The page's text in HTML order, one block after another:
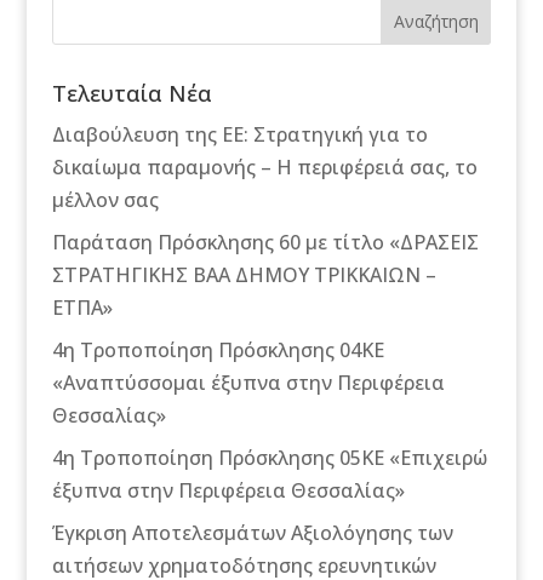
Αναζήτηση
Τελευταία Νέα
Διαβούλευση της ΕΕ: Στρατηγική για το
δικαίωμα παραμονής – Η περιφέρειά σας, το
μέλλον σας
Παράταση Πρόσκλησης 60 με τίτλο «ΔΡΑΣΕΙΣ
ΣΤΡΑΤΗΓΙΚΗΣ ΒΑΑ ΔΗΜΟΥ ΤΡΙΚΚΑΙΩΝ –
ΕΤΠΑ»
4η Τροποποίηση Πρόσκλησης 04ΚΕ
«Αναπτύσσομαι έξυπνα στην Περιφέρεια
Θεσσαλίας»
4η Τροποποίηση Πρόσκλησης 05ΚΕ «Επιχειρώ
έξυπνα στην Περιφέρεια Θεσσαλίας»
Έγκριση Αποτελεσμάτων Αξιολόγησης των
αιτήσεων χρηματοδότησης ερευνητικών